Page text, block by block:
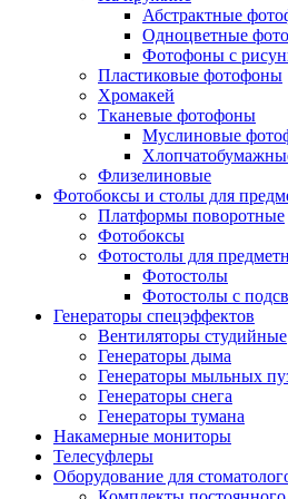
Абстрактные
Одноцветные
Фотофоны с
Пластиковые фотофоны
Хромакей
Тканевые фотофоны
Муслиновые
Флизелиновые
Фотобоксы и столы для
Платформы поворотные
Фотобоксы
Фотостолы для
Фотостолы
Фотостолы с
Генераторы спецэффектов
Вентиляторы студийные
Генераторы дыма
Генераторы мыльных
Генераторы снега
Генераторы тумана
Накамерные мониторы
Телесуфлеры
Оборудование для